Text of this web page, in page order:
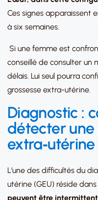
Ces signes apparaissent
à six semaines.
Si une femme est
conseillé de consulter un
délais. Lui seul pourra
grossesse extra-utérine.
Diagnostic :
détecter une
extra‑utérine
L’une des difficultés du
utérine (GEU) réside
peuvent être